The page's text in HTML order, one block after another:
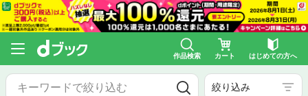
作品検索 カート はじめての方へ
絞り込み